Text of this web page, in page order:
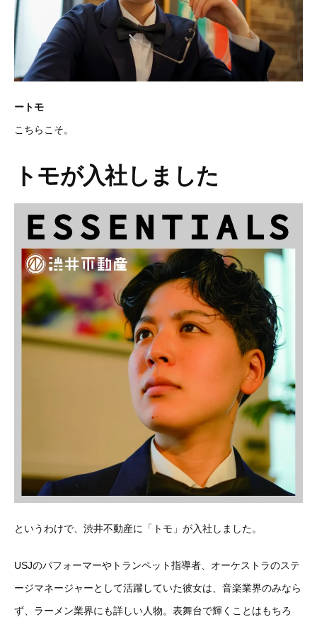
ートモ
こちらこそ。
トモが入社しました
というわけで、渋井不動産に「トモ」が入社しました。
USJのパフォーマーやトランペット指導者、オーケストラのステ
ージマネージャーとして活躍していた彼女は、音楽業界のみなら
ず、ラーメン業界にも詳しい人物。表舞台で輝くことはもちろ